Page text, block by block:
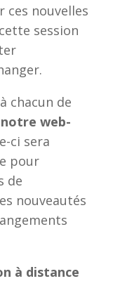
ces nouvelles
session
chacun de
web-
ci sera
pour
de
nouveautés
à distance